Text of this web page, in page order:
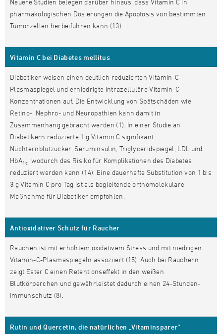
Neuere Studien belegen darüber hinaus, dass Vitamin C in
pharmakologischen Dosierungen die Apoptosis von bestimmten
Tumorzellen herbeiführen kann (13).
Vitamin C bei Diabetes mellitus
Diabetiker weisen einen deutlich reduzierten Vitamin-C-
Plasmaspiegel und erniedrigte intrazelluläre Vitamin-C-
Konzentrationen auf. Die Entwicklung von Spätschäden wie
Retino-, Nephro- und Neuropathien kann damit in
Zusammenhang gebracht werden (1). In einer Studie an
Diabetikern reduzierte 1 g Vitamin C signifikant
Nüchternblutzucker, Seruminsulin, Triglyceridspiegel, LDL und
HbA1c , wodurch das Risiko für Komplikationen des Diabetes
reduziert werden kann (14). Eine dauerhafte Substitution von 1 bis
3 g Vitamin C pro Tag ist als begleitende orthomolekulare
Maßnahme für Diabetiker empfohlen.
Antioxidativer Schutz für Raucher
Rauchen ist mit erhöhtem oxidativem Stress und mit niedrigen
Vitamin-C-Plasmaspiegeln assoziiert (15). Auch bei Rauchern
zeigt Ester C einen Retentionseffekt in den weißen
Blutkörperchen und gewährleistet dadurch einen 24-Stunden-
Immunschutz (8).
Rutin und Quercetin, die natürlichen „Vitaminsparer“